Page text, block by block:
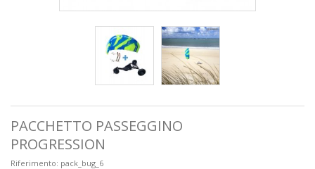
PACCHETTO PASSEGGINO
PROGRESSION
Riferimento: pack_bug_6